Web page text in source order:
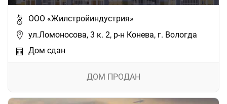
ООО «Жилстройиндустрия»
ул.Ломоносова, 3 к. 2, р-н Конева, г. Вологда
Дом сдан
ДОМ ПРОДАН